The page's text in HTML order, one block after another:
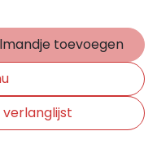
toevoegen